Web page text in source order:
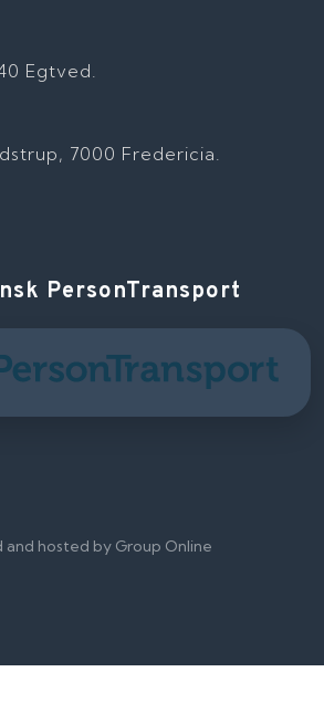
Egtved.
7000 Fredericia.
PersonTransport
and hosted by Group Online